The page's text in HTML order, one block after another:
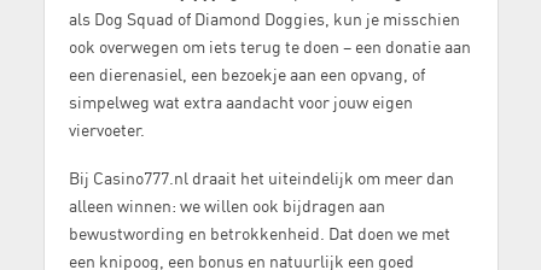
als Dog Squad of Diamond Doggies, kun je misschien
ook overwegen om iets terug te doen – een donatie aan
een dierenasiel, een bezoekje aan een opvang, of
simpelweg wat extra aandacht voor jouw eigen
viervoeter.
Bij Casino777.nl draait het uiteindelijk om meer dan
alleen winnen: we willen ook bijdragen aan
bewustwording en betrokkenheid. Dat doen we met
een knipoog, een bonus en natuurlijk een goed